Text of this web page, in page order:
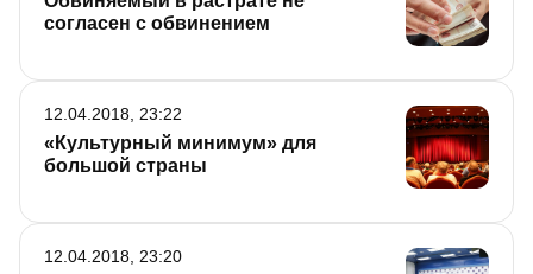
согласен с обвинением
«Культурный минимум» для
большой страны
12.04.2018, 23:22
12.04.2018, 23:20